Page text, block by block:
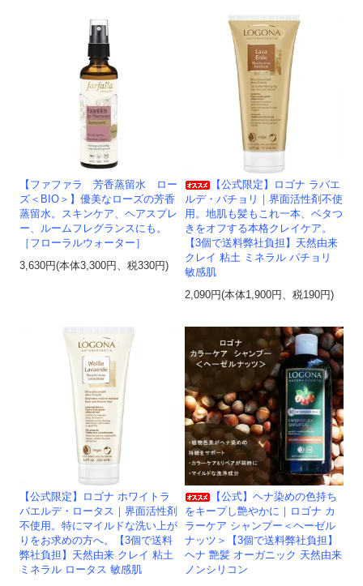
【ファファラ 芳香蒸留水 ロー
ズ＜BIO＞】優美なローズの芳香
蒸留水。スキンケア、ヘアスプレ
ー、ルームフレグランスにも。
［フローラルウォーター］
3,630円(本体3,300円、税330円)
【公式限定】ロゴナ ラバエ
ルデ・パチョリ｜界面活性剤不使
用。地肌も髪もこれ一本、ベタつ
きをオフする本格クレイケア。
【3個で送料弊社負担】天然由来
クレイ 粘土 ミネラル パチョリ
敏感肌
2,090円(本体1,900円、税190円)
【公式限定】ロゴナ ホワイトラ
バエルデ・ロータス｜界面活性剤
不使用。特にマイルドな洗い上が
りをお求めの方へ。【3個で送料
弊社負担】天然由来 クレイ 粘土
ミネラル ロータス 敏感肌
【公式】ヘナ染めの色持ち
をキープし艶やかに｜ロゴナ カ
ラーケア シャンプー＜ヘーゼル
ナッツ＞【3個で送料弊社負担】
ヘナ 艶髪 オーガニック 天然由来
ノンシリコン